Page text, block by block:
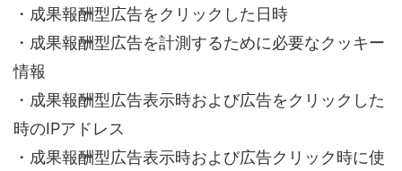
・成果報酬型広告をクリックした日時
・成果報酬型広告を計測するために必要なクッキー
情報
・成果報酬型広告表示時および広告をクリックした
時のIPアドレス
・成果報酬型広告表示時および広告クリック時に使